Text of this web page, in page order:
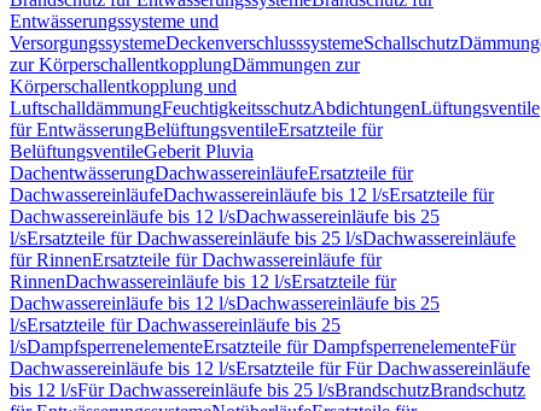
Entwässerungssysteme und
VersorgungssystemeDeckenverschlusssystemeSchallschutz
zur KörperschallentkopplungDämmungen zur
Körperschallentkopplung und
LuftschalldämmungFeuchtigkeitsschutzAbdichtungenLüftungsventile
für EntwässerungBelüftungsventileErsatzteile für
BelüftungsventileGeberit Pluvia
DachentwässerungDachwassereinläufeErsatzteile für
DachwassereinläufeDachwassereinläufe bis 12 l/sErsatzteile für
Dachwassereinläufe bis 12 l/sDachwassereinläufe bis 25
l/sErsatzteile für Dachwassereinläufe bis 25 l/sDachwassereinläufe
für RinnenErsatzteile für Dachwassereinläufe für
RinnenDachwassereinläufe bis 12 l/sErsatzteile für
Dachwassereinläufe bis 12 l/sDachwassereinläufe bis 25
l/sErsatzteile für Dachwassereinläufe bis 25
l/sDampfsperrenelementeErsatzteile für DampfsperrenelementeFür
Dachwassereinläufe bis 12 l/sErsatzteile für Für Dachwassereinläufe
bis 12 l/sFür Dachwassereinläufe bis 25 l/sBrandschutzBrandschutz